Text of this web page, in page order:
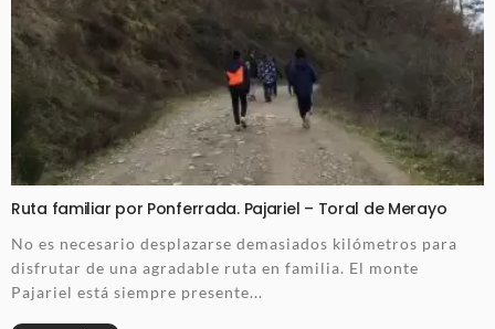
Ruta familiar por Ponferrada. Pajariel – Toral de Merayo
No es necesario desplazarse demasiados kilómetros para
disfrutar de una agradable ruta en familia. El monte
Pajariel está siempre presente...